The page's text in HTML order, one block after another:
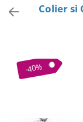
Coliere
Destinatari
Bijuterii Mirese
Colier si
-40%